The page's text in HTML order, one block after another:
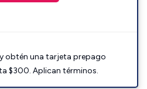
obtén una tarjeta prepago
$300. Aplican términos.